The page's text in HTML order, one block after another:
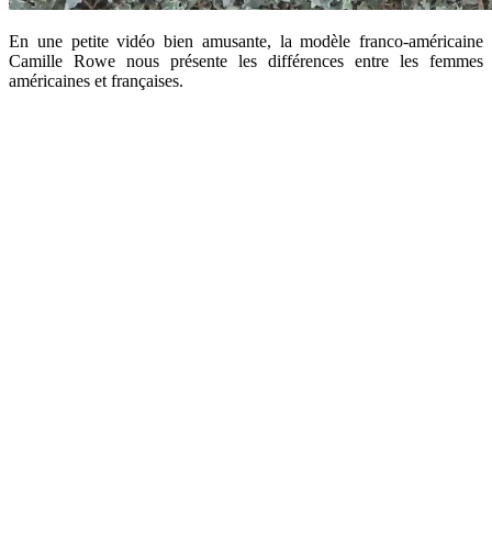
En une petite vidéo bien amusante, la modèle franco-américaine
Camille Rowe nous présente les différences entre les femmes
américaines et françaises.